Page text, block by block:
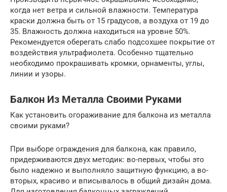
когда нет ветра и сильной влажности. Температура
краски должна быть от 15 градусов, а воздуха от 19 до
35. Влажность должна находиться на уровне 50%.
Рекомендуется оберегать слабо подсохшее покрытие от
воздействия ультрафиолета. Особенно тщательно
необходимо прокрашивать кромки, орнаменты, углы,
линии и узоры.
Балкон Из Металла Своими Руками
Как установить огораживание для балкона из металла
своими руками?
При выборе ограждения для балкона, как правило,
придерживаются двух методик: во-первых, чтобы это
было надежно и выполняло защитную функцию, а во-
вторых, красиво и вписывалось в общий дизайн дома.